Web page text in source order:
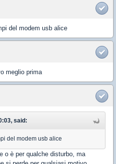
del modem usb alice
meglio prima
said:
del modem usb alice
o è per qualche disturbo, ma